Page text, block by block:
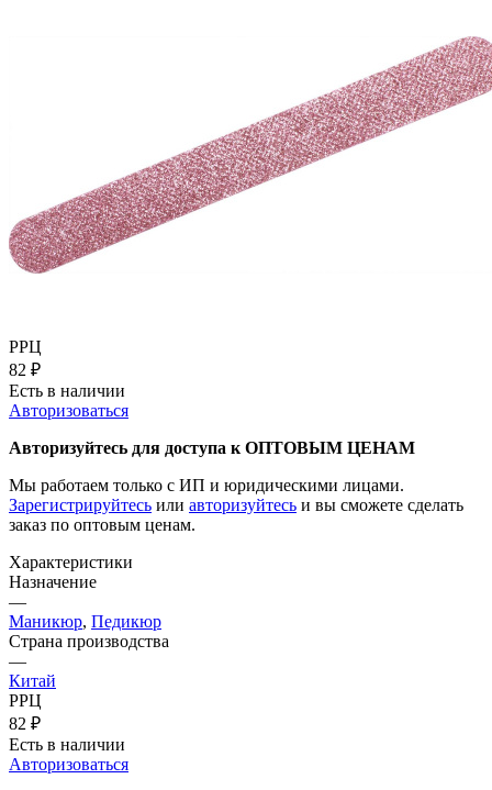
РРЦ
82 ₽
Есть в наличии
Авторизоваться
Авторизуйтесь для доступа к ОПТОВЫМ ЦЕНАМ
Мы работаем только с ИП и юридическими лицами.
Зарегистрируйтесь или авторизуйтесь и вы сможете сделать
заказ по оптовым ценам.
Характеристики
Назначение
—
Маникюр, Педикюр
Страна производства
—
Китай
РРЦ
82 ₽
Есть в наличии
Авторизоваться